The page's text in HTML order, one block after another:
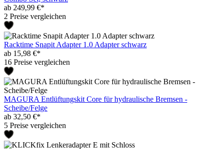
ab 249,99 €*
2 Preise vergleichen
Racktime Snapit Adapter 1.0 Adapter schwarz
ab 15,98 €*
16 Preise vergleichen
MAGURA Entlüftungskit Core für hydraulische Bremsen -
Scheibe/Felge
ab 32,50 €*
5 Preise vergleichen